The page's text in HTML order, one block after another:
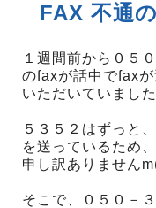
FAX 不通
１週間前から０５
のfaxが話中でfax
いただいていました
５３５２はずっと
を送っているため
申し訳ありません
そこで、０５０－